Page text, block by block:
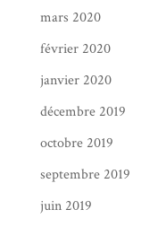
mars 2020
février 2020
janvier 2020
décembre 2019
octobre 2019
septembre 2019
juin 2019